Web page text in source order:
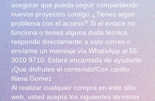
asegurar que pueda seguir compartiendo
nuevos proyectos contigo.¿Tienes algún
problema con el acceso? Si el enlace no
funciona o tienes alguna duda técnica,
responde directamente a este correo o
envíame un mensaje vía WhatsApp al 55
3010 9710 . Estaré encantada de ayudarte.
¡Que disfrutes el contenido!Con cariño
Iliana Gomez
Al realizar cualquier compra en este sitio
web, usted acepta los siguientes términos